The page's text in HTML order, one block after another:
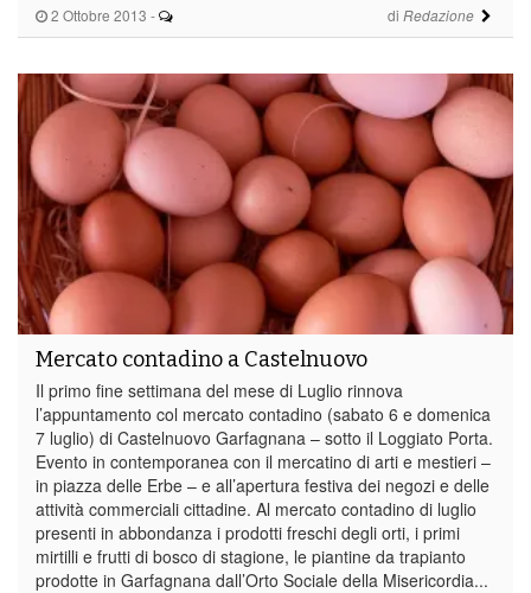
2 Ottobre 2013 - di Redazione
Mercato contadino a Castelnuovo
Il primo fine settimana del mese di Luglio rinnova
l’appuntamento col mercato contadino (sabato 6 e domenica
7 luglio) di Castelnuovo Garfagnana – sotto il Loggiato Porta.
Evento in contemporanea con il mercatino di arti e mestieri –
in piazza delle Erbe – e all’apertura festiva dei negozi e delle
attività commerciali cittadine. Al mercato contadino di luglio
presenti in abbondanza i prodotti freschi degli orti, i primi
mirtilli e frutti di bosco di stagione, le piantine da trapianto
prodotte in Garfagnana dall’Orto Sociale della Misericordia...